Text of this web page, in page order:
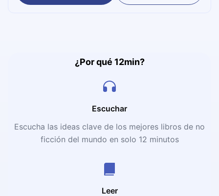
¿Por qué 12min?
Escuchar
Escucha las ideas clave de los mejores libros de no
ficción del mundo en solo 12 minutos
Leer